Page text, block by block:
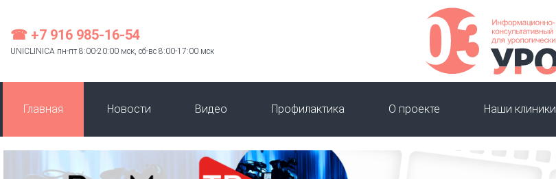
☎ +7 916 985-16-54
UNICLINICA пн-пт 8:00-20:00 мск, сб-вс 8:00-17:00 мск
Главная Новости Видео Профилактика О проекте Наши клиники